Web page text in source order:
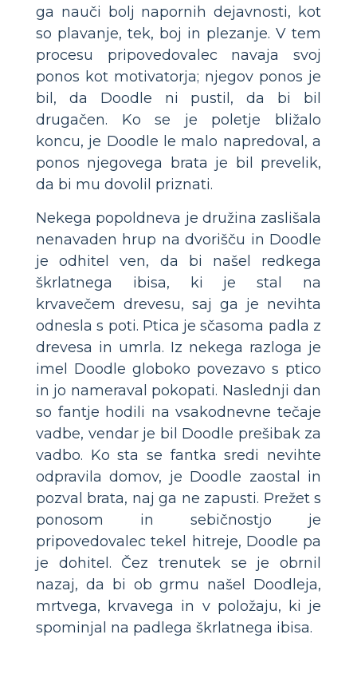
ga nauči bolj napornih dejavnosti, kot
so plavanje, tek, boj in plezanje. V tem
procesu pripovedovalec navaja svoj
ponos kot motivatorja; njegov ponos je
bil, da Doodle ni pustil, da bi bil
drugačen. Ko se je poletje bližalo
koncu, je Doodle le malo napredoval, a
ponos njegovega brata je bil prevelik,
da bi mu dovolil priznati.
Nekega popoldneva je družina zaslišala
nenavaden hrup na dvorišču in Doodle
je odhitel ven, da bi našel redkega
škrlatnega ibisa, ki je stal na
krvavečem drevesu, saj ga je nevihta
odnesla s poti. Ptica je sčasoma padla z
drevesa in umrla. Iz nekega razloga je
imel Doodle globoko povezavo s ptico
in jo nameraval pokopati. Naslednji dan
so fantje hodili na vsakodnevne tečaje
vadbe, vendar je bil Doodle prešibak za
vadbo. Ko sta se fantka sredi nevihte
odpravila domov, je Doodle zaostal in
pozval brata, naj ga ne zapusti. Prežet s
ponosom in sebičnostjo je
pripovedovalec tekel hitreje, Doodle pa
je dohitel. Čez trenutek se je obrnil
nazaj, da bi ob grmu našel Doodleja,
mrtvega, krvavega in v položaju, ki je
spominjal na padlega škrlatnega ibisa.